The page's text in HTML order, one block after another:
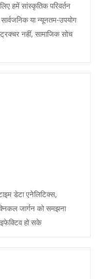
हमें सांस्कृतिक परिवर्तन
या न्यूनतम‑उपयोग
नहीं, सामाजिक सोच
डेटा एनेलिटिक्स,
जार्गन को समझना
हो सके